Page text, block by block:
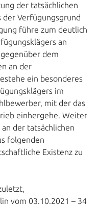
der tatsächlichen
der Verfügungsgrund
führe zum deutlich
an
dem
an der
ein besonderes
im
mit der das
einhergehe. Weiter
der tatsächlichen
folgenden
Existenz zu
vom 03.10.2021 – 34